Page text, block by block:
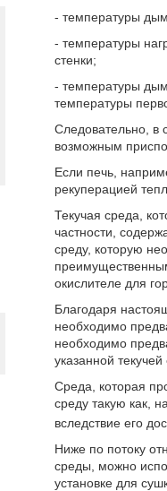
- температуры
- температуры
стенки;
- температуры
температуры
Следовательно, в
возможным
Если печь,
рекуперацией
Текучая среда,
частности,
среду, которую
окислителе для
Благодаря
необходимо
необходимо
указанной
Среда, которая
среду такую как,
вследствие его
Ниже по потоку
среды, можно
установке для